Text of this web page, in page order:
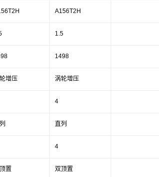
A156T2H
1.5
1498
增压 涡轮增压
4
直列
4
置 双顶置